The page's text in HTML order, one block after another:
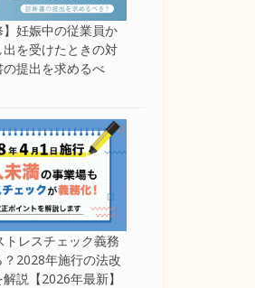
】妊娠中の従業員か
出を受けたときの対
提出を求めるべ
トレスチェック義務
2028年施行の法改
説【2026年最新】